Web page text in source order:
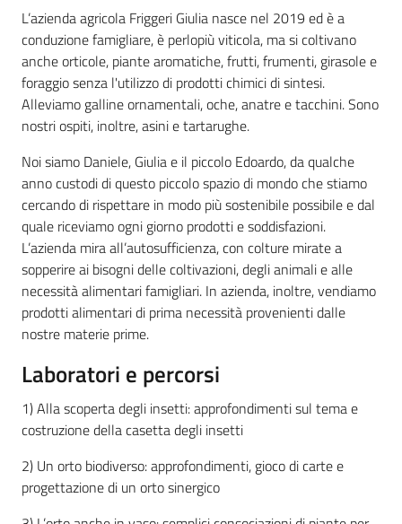
Novità
Servizi
Leggi atti bandi
Piani programmi
progetti
Descrizione
L’azienda agricola Friggeri Giulia nasce nel 2019 ed è a
conduzione famigliare, è perlopiù viticola, ma si coltivano
anche orticole, piante aromatiche, frutti, frumenti, girasole e
foraggio senza l'utilizzo di prodotti chimici di sintesi.
Alleviamo galline ornamentali, oche, anatre e tacchini. Sono
nostri ospiti, inoltre, asini e tartarughe.
Noi siamo Daniele, Giulia e il piccolo Edoardo, da qualche
anno custodi di questo piccolo spazio di mondo che stiamo
cercando di rispettare in modo più sostenibile possibile e dal
quale riceviamo ogni giorno prodotti e soddisfazioni.
L’azienda mira all’autosufficienza, con colture mirate a
sopperire ai bisogni delle coltivazioni, degli animali e alle
necessità alimentari famigliari. In azienda, inoltre, vendiamo
prodotti alimentari di prima necessità provenienti dalle
nostre materie prime.
Laboratori e percorsi
1) Alla scoperta degli insetti: approfondimenti sul tema e
costruzione della casetta degli insetti
2) Un orto biodiverso: approfondimenti, gioco di carte e
progettazione di un orto sinergico